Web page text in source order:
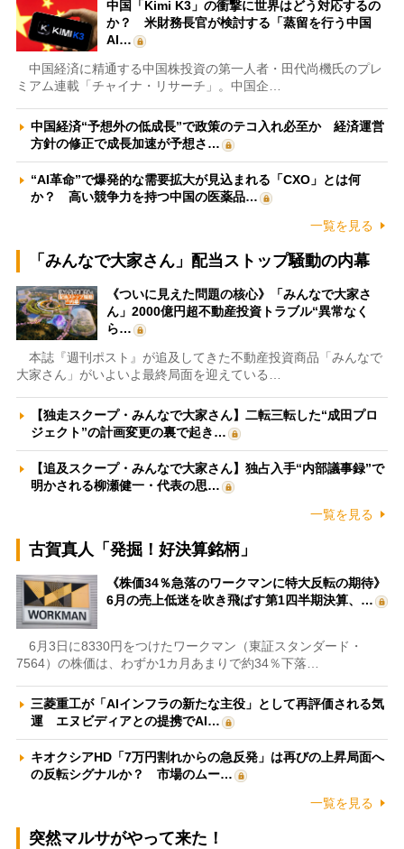
中国「Kimi K3」の衝撃に世界はどう対応するの
か？ 米財務長官が検討する「蒸留を行う中国
AI…
中国経済に精通する中国株投資の第一人者・田代尚機氏のプレ
ミアム連載「チャイナ・リサーチ」。中国企…
中国経済“予想外の低成長”で政策のテコ入れ必至か 経済運営
方針の修正で成長加速が予想さ…
“AI革命”で爆発的な需要拡大が見込まれる「CXO」とは何
か？ 高い競争力を持つ中国の医薬品…
一覧を見る
「みんなで大家さん」配当ストップ騒動の内幕
《ついに見えた問題の核心》「みんなで大家さ
ん」2000億円超不動産投資トラブル“異常なく
ら…
本誌『週刊ポスト』が追及してきた不動産投資商品「みんなで
大家さん」がいよいよ最終局面を迎えている…
【独走スクープ・みんなで大家さん】二転三転した“成田プロ
ジェクト”の計画変更の裏で起き…
【追及スクープ・みんなで大家さん】独占入手“内部議事録”で
明かされる柳瀬健一・代表の思…
一覧を見る
古賀真人「発掘！好決算銘柄」
《株価34％急落のワークマンに特大反転の期待》
6月の売上低迷を吹き飛ばす第1四半期決算、…
6月3日に8330円をつけたワークマン（東証スタンダード・
7564）の株価は、わずか1カ月あまりで約34％下落…
三菱重工が「AIインフラの新たな主役」として再評価される気
運 エヌビディアとの提携でAI…
キオクシアHD「7万円割れからの急反発」は再びの上昇局面へ
の反転シグナルか？ 市場のムー…
一覧を見る
突然マルサがやって来た！